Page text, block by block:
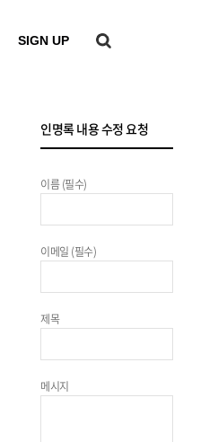
SIGN UP
인명록 내용 수정 요청
이름 (필수)
이메일 (필수)
제목
메시지